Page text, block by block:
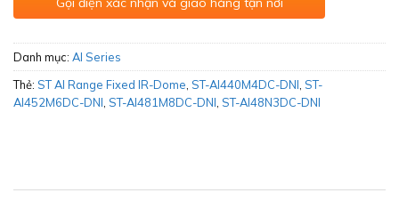
Danh mục: AI Series
Thẻ: ST AI Range Fixed IR-Dome ST-AI440M4DC-DNI ST-
AI452M6DC-DNI ST-AI481M8DC-DNI ST-AI48N3DC-DNI